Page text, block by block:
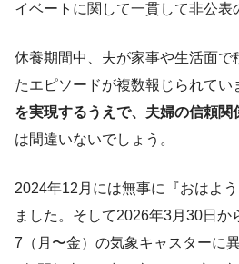
イベートに関して一貫して非公表
休養期間中、夫が家事や生活面で
たエピソードが複数報じられてい
を実現するうえで、夫婦の信頼関
は間違いないでしょう。
2024年12月には無事に『おはよ
ました。そして2026年3月30日か
7（月〜金）の気象キャスターに